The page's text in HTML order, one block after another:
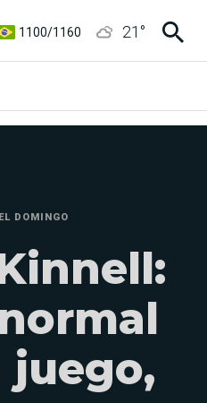
3,8/4
21 °
DOMINGO
juego,